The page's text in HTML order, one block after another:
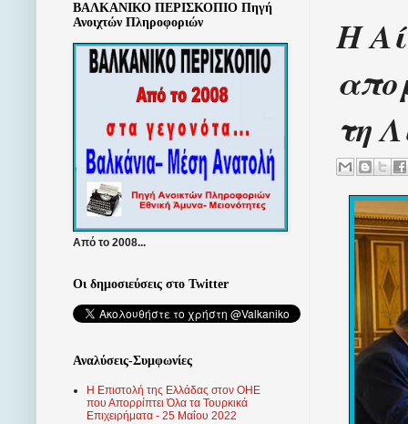
Η
τη
ΒΑΛΚΑΝΙΚΟ ΠΕΡΙΣΚΟΠΙΟ Πηγή
Ανοιχτών Πληροφοριών
Από το 2008...
Οι δημοσιεύσεις στο Twitter
Αναλύσεις-Συμφωνίες
Η Επιστολή της Ελλάδας στον ΟΗΕ
που Απορρίπτει Όλα τα Τουρκικά
Επιχειρήματα - 25 Μαΐου 2022